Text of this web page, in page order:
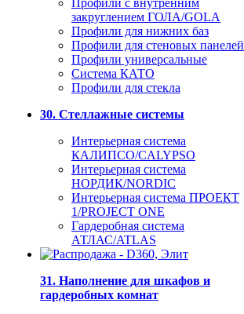
Профили с внутренним
закруглением ГОЛА/GOLA
Профили для нижних баз
Профили для стеновых панелей
Профили универсальные
Система КАТО
Профили для стекла
30. Стеллажные системы
Интерьерная система
КАЛИПСО/CALYPSO
Интерьерная система
НОРДИК/NORDIC
Интерьерная система ПРОЕКТ
1/PROJECT ONE
Гардеробная система
АТЛАС/ATLAS
31. Наполнение для шкафов и
гардеробных комнат